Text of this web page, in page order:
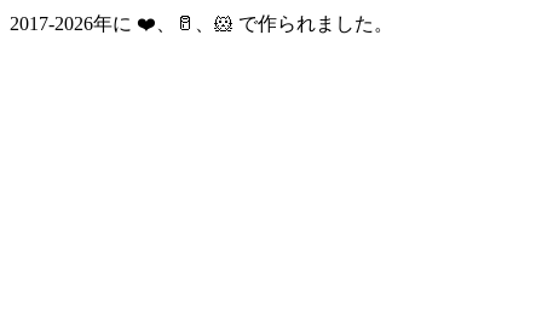
2017-2026年に ❤️、🥛、🐹 で作られました。